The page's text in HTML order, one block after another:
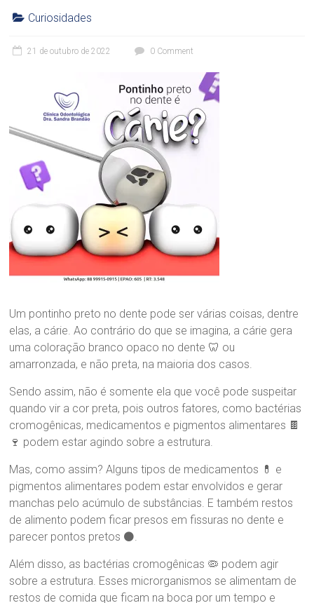
O
g
i
r
a
S
a
d
r
a
B
a
n
d
ã
o
Curiosidades
21 de outubro de 2022 0 Comment
Um pontinho preto no dente pode ser várias coisas, dentre
elas, a cárie. Ao contrário do que se imagina, a cárie gera
uma coloração branco opaco no dente 🦷 ou
amarronzada, e não preta, na maioria dos casos.
Sendo assim, não é somente ela que você pode suspeitar
quando vir a cor preta, pois outros fatores, como bactérias
cromogênicas, medicamentos e pigmentos alimentares 🍫
🍷 podem estar agindo sobre a estrutura.
Mas, como assim? Alguns tipos de medicamentos 💊 e
pigmentos alimentares podem estar envolvidos e gerar
manchas pelo acúmulo de substâncias. E também restos
de alimento podem ficar presos em fissuras no dente e
parecer pontos pretos ⚫.
Além disso, as bactérias cromogênicas 🦠 podem agir
sobre a estrutura. Esses microrganismos se alimentam de
restos de comida que ficam na boca por um tempo e